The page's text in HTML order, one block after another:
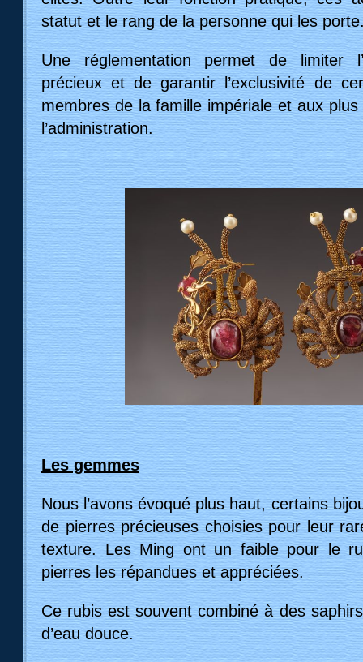
statut et le rang de la personne qui les
Une réglementation permet de limiter
précieux et de garantir l’exclusivité de
membres de la famille impériale et aux
l’administration.
Les gemmes
Nous l’avons évoqué plus haut, certains
de pierres précieuses choisies pour leur
texture. Les Ming ont un faible pour le
pierres les répandues et appréciées.
Ce rubis est souvent combiné à des
d’eau douce.